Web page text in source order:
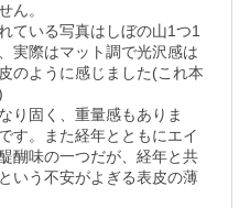
ん。
ている写真はしぼの山1つ1
実際はマット調で光沢感は
のように感じました(これ本
り固く、重量感もありま
す。また経年とともにエイ
醐味の一つだが、経年と共
いう不安がよぎる表皮の薄